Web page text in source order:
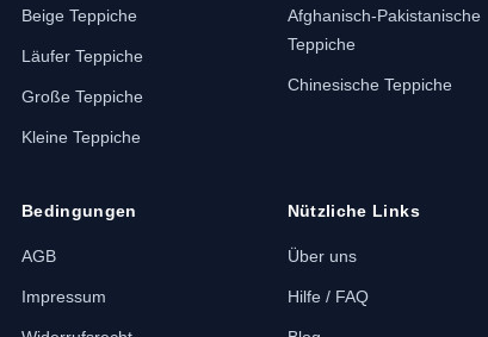
Beige Teppiche
Läufer Teppiche
Große Teppiche
Kleine Teppiche
Afghanisch-Pakistanische
Teppiche
Chinesische Teppiche
Bedingungen
AGB
Impressum
Nützliche Links
Über uns
Hilfe / FAQ